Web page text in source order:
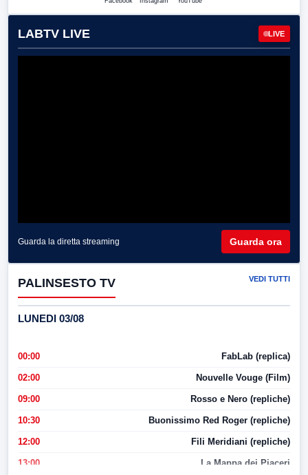
LABTV LIVE LIVE
Guarda la diretta streaming Guarda ora
PALINSESTO TV VEDI TUTTI
LUNEDI 03/08
00:00 FabLab (replica)
02:00 Nouvelle Vouge (Film)
09:00 Rosso e Nero (repliche)
10:30 Buonissimo Red Roger (repliche)
12:00 Fili Meridiani (repliche)
13:00 La Mappa dei Piaceri